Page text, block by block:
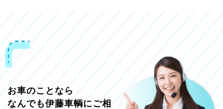
お車のことなら
なんでも伊藤車輌にご相